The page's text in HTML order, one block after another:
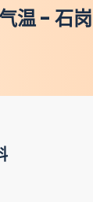
温 - 石岗